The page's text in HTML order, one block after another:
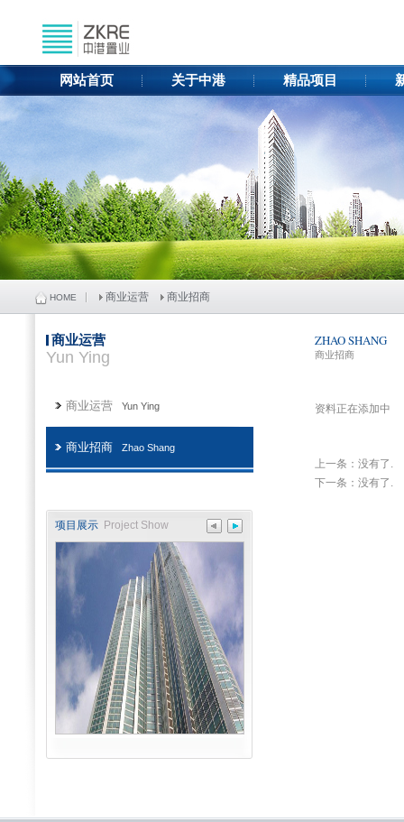
网站首页 关于中港 精品项目
HOME 商业运营 商业招商
商业运营
Yun Ying
商业运营 Yun Ying
商业招商 Zhao Shang
项目展示 Project Show
ZHAO SHANG
商业招商
资料正在添加中
上一条：没有了.
下一条：没有了.